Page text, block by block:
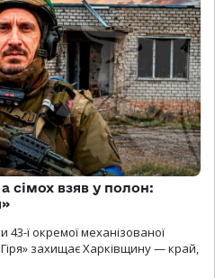
сімох взяв у полон:
43-ї окремої механізованої
захищає Харківщину — край,